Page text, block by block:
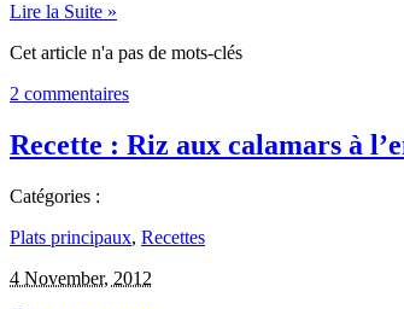
Lire la Suite »
Cet article n'a pas de mots-clés
2 commentaires
Recette : Riz aux calamars à
Catégories :
Plats principaux, Recettes
4 November, 2012